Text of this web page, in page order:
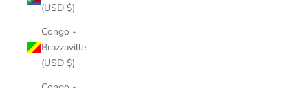
(USD $)
Congo -
Brazzaville
(USD $)